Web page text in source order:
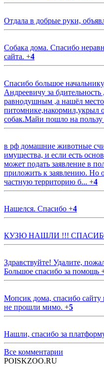
Отдала в добрые руки,
Собака дома. Спасибо
сайта. +4
Спасибо большое
Андреевичу за
равнодушным ,а нашёл
питомнике,накормил,укрыл
собак.Майи пошло на
в рф домашние животные
имущества, и если есть
может подать заявление в
приложить к заявлению. Но
частную территорию б... +4
Нашелся. Спасибо +4
КУЗЮ НАШЛИ !!!
Здравствуйте! Удалите,
Большое спасибо за помощь
Мопсик дома, спасибо
не прошли мимо. +5
Нашли, спасибо за
Все комментарии
POISKZOO.RU